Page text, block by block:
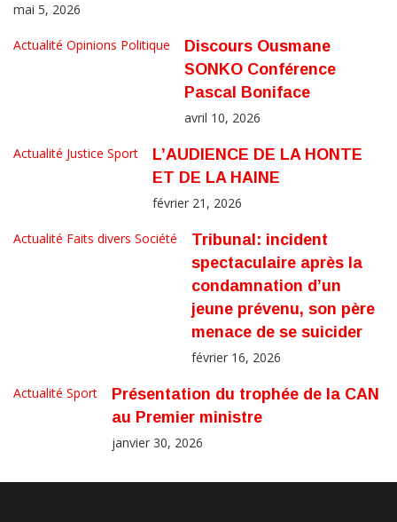
mai 5, 2026
Actualité Opinions Politique
Discours Ousmane
SONKO Conférence
Pascal Boniface
avril 10, 2026
Actualité Justice Sport
L’AUDIENCE DE LA HONTE
ET DE LA HAINE
février 21, 2026
Actualité Faits divers Société
Tribunal: incident
spectaculaire après la
condamnation d’un
jeune prévenu, son père
menace de se suicider
février 16, 2026
Actualité Sport
Présentation du trophée de la CAN
au Premier ministre
janvier 30, 2026